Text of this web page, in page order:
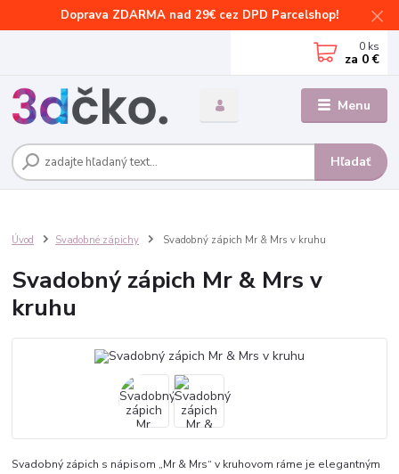
Doprava ZDARMA nad 29€ cez DPD Parcelshop!
Menu
Hľadať
0 ks
za 0 €
Úvod Svadobné zápichy Svadobný zápich Mr & Mrs v kruhu
Svadobný zápich Mr & Mrs v
kruhu
Svadobný zápich s nápisom „Mr & Mrs“ v kruhovom ráme je elegantným